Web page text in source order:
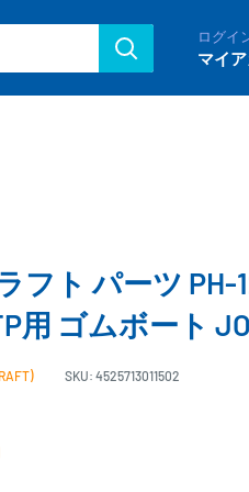
ログイ
マイ
フト パーツ PH-
用 ゴムボート
SKU: 4525713011502